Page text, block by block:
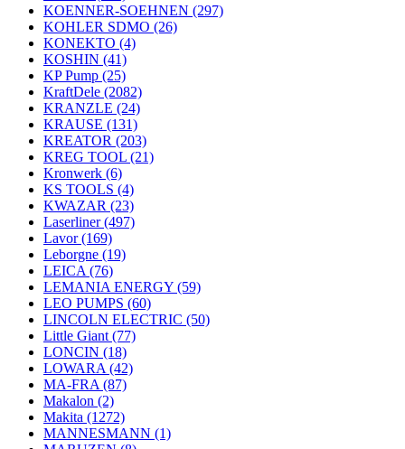
KOENNER-SOEHNEN (297)
KOHLER SDMO (26)
KONEKTO (4)
KOSHIN (41)
KP Pump (25)
KraftDele (2082)
KRANZLE (24)
KRAUSE (131)
KREATOR (203)
KREG TOOL (21)
Kronwerk (6)
KS TOOLS (4)
KWAZAR (23)
Laserliner(497)
Lavor(169)
Leborgne (19)
LEICA (76)
LEMANIA ENERGY (59)
LEO PUMPS (60)
LINCOLN ELECTRIC (50)
Little Giant (77)
LONCIN (18)
LOWARA (42)
MA-FRA (87)
Makalon (2)
Makita (1272)
MANNESMANN (1)